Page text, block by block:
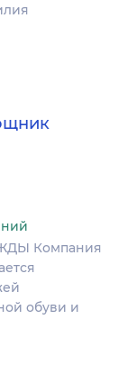
Компания
обуви и